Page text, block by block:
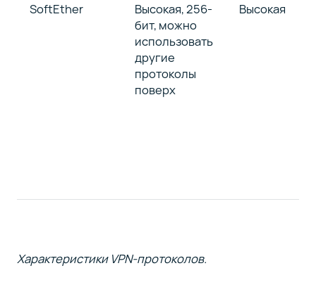
SoftEther
Высокая, 256-
бит, можно
использовать
другие
протоколы
поверх
Высокая
Характеристики VPN-протоколов.